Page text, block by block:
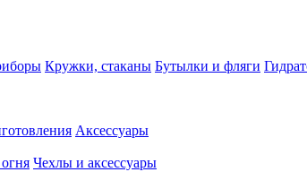
Кружки, стаканы Бутылки и фляги
Аксессуары
Чехлы и аксессуары